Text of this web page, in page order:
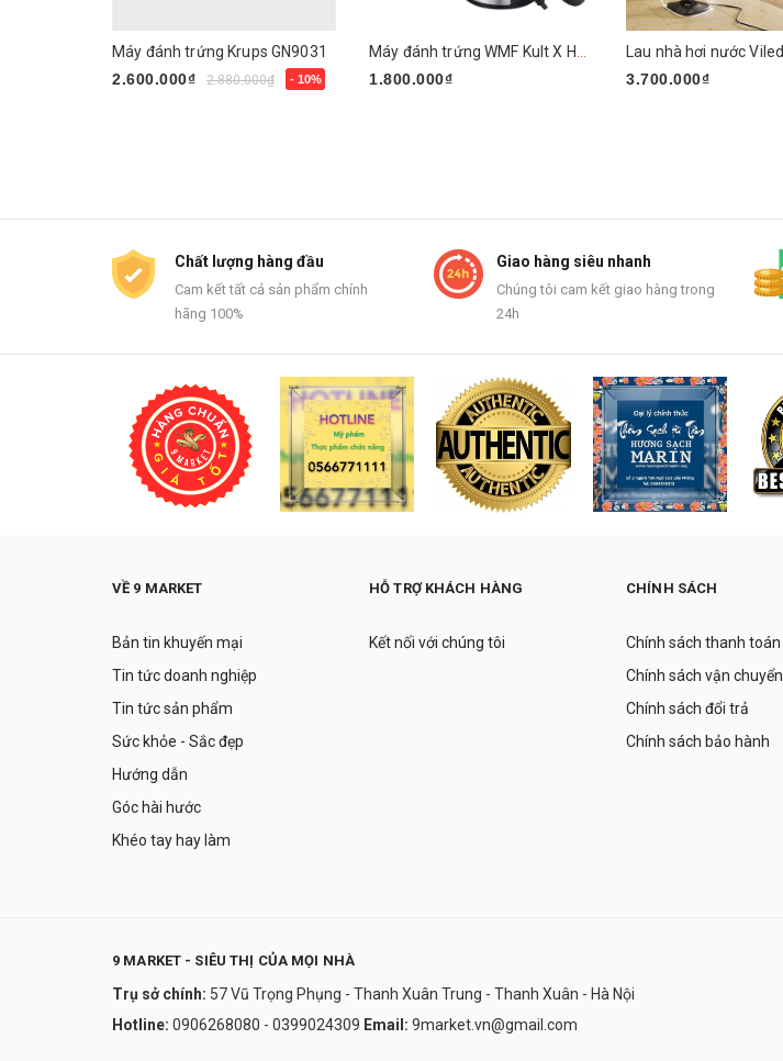
Máy đánh trứng Krups GN9031
2.600.000₫
2.880.000₫ - 10%
1.800.000₫
3.700.000₫
Chất lượng hàng đầu
Cam kết tất cả sản phẩm chính
hãng 100%
Giao hàng siêu nhanh
Chúng tôi cam kết giao hàng trong
24h
VỀ 9 MARKET
Bản tin khuyến mại
Tin tức doanh nghiệp
Tin tức sản phẩm
Sức khỏe - Sắc đẹp
Hướng dẫn
Góc hài hước
Khéo tay hay làm
HỖ TRỢ KHÁCH HÀNG
Kết nối với chúng tôi
CHÍNH SÁCH
Chính sách thanh toán
Chính sách vận chuyển
Chính sách đổi trả
Chính sách bảo hành
9 MARKET - SIÊU THỊ CỦA MỌI NHÀ
Trụ sở chính: 57 Vũ Trọng Phụng - Thanh Xuân Trung - Thanh Xuân - Hà Nội
Hotline: 0906268080 - 0399024309 Email: 9market.vn@gmail.com